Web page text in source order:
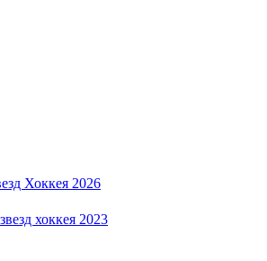
Хоккея 2026
хоккея 2023